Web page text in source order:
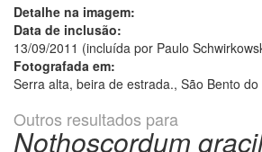
Detalhe na imagem:
Data de inclusão:
13/09/2011 (incluída por Paulo
Fotografada em:
Serra alta, beira de estrada., São Bento do
Outros resultados para
Nothoscordum